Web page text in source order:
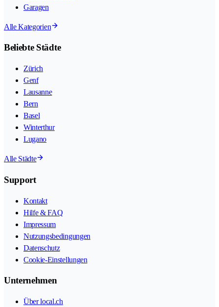
Garagen
Alle Kategorien
Beliebte Städte
Zürich
Genf
Lausanne
Bern
Basel
Winterthur
Lugano
Alle Städte
Support
Kontakt
Hilfe & FAQ
Impressum
Nutzungsbedingungen
Datenschutz
Cookie-Einstellungen
Unternehmen
Über local.ch